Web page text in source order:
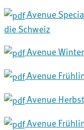
Avenue
die Schweiz
Avenue
Avenue
Avenue
Avenue